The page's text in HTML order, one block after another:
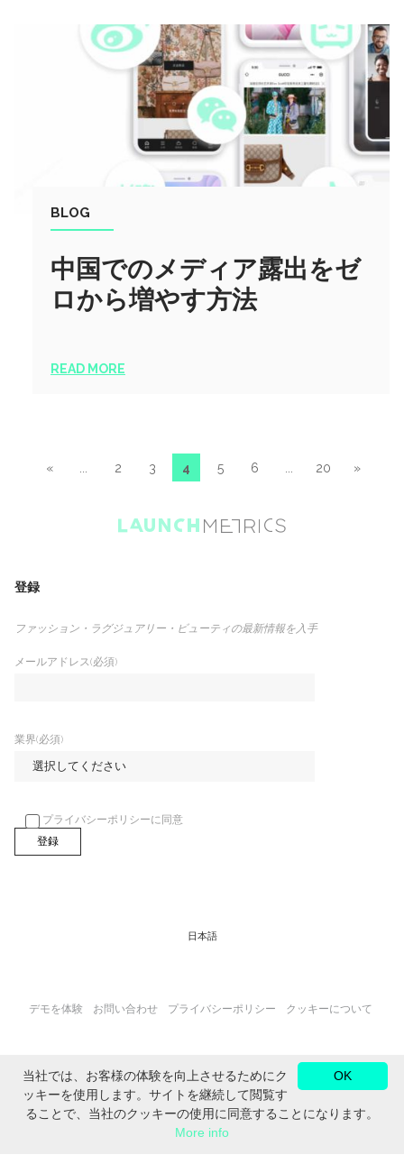
BLOG
中国でのメディア露出をゼ
ロから増やす方法
READ MORE
« 2 3 4 5 6 »
20
登録
ファッション・ラグジュアリー・ビューティの最新情報を入手
メールアドレス(必須)
業界(必須)
プライバシーポリシーに同意
日本語
デモを体験 お問い合わせ プライバシーポリシー クッキーについて
FOLLOW US ON:
OK
当社では、お客様の体験を向上させるためにク
ッキーを使用します。サイトを継続して閲覧す
ることで、当社のクッキーの使用に同意することになります。
More info